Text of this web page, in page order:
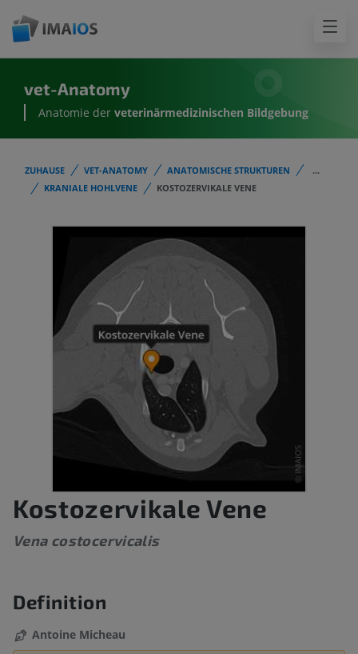
vet-Anatomy
Anatomie der veterinärmedizinischen Bildgebung
ZUHAUSE VET-ANATOMY ANATOMISCHE STRUKTUREN
...
KRANIALE HOHLVENE
KOSTOZERVIKALE VENE
Kostozervikale Vene
Vena costocervicalis
Definition
Antoine Micheau